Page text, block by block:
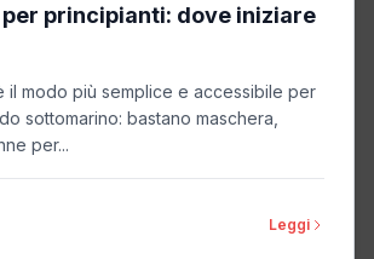
principianti: dove iniziare
il modo più semplice e accessibile per
sottomarino: bastano maschera,
per...
Leggi